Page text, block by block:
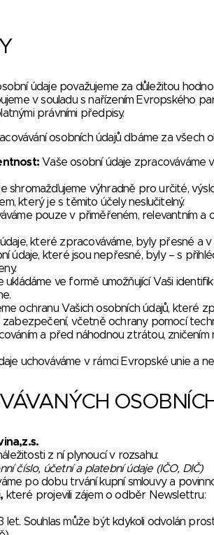
údaje považujeme za důležitou
v souladu s nařízením Evropského
právními předpisy.
osobních údajů dbáme za všech
Vaše osobní údaje zpracováváme
shromažďujeme výhradně pro určité,
který je s těmito účely neslučitelný.
pouze v přiměřeném, relevantním a
které zpracováváme, byly přesné a
údaje, které jsou nepřesné, byly – s
ukládáme ve formě umožňující Vaši
ochranu Vašich osobních údajů, které
zabezpečení, včetně ochrany pomocí
a před náhodnou ztrátou,
uchováváme v rámci Evropské unie a
z ní plynoucí v rozsahu:
číslo, účetní a platební údaje (IČO, DIČ)
po dobu trvání kupní smlouvy a
které projevili zájem o odběr Newslettru:
Souhlas může být kdykoli odvolán